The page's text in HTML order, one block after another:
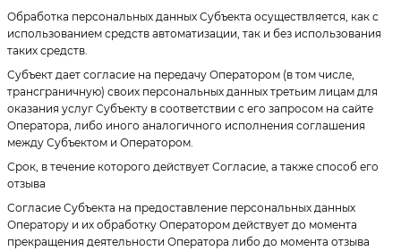
Обработка персональных данных Субъекта осуществляется, как с
использованием средств автоматизации, так и без использования
таких средств.
Субъект дает согласие на передачу Оператором (в том числе,
трансграничную) своих персональных данных третьим лицам для
оказания услуг Субъекту в соответствии с его запросом на сайте
Оператора, либо иного аналогичного исполнения соглашения
между Субъектом и Оператором.
Срок, в течение которого действует Согласие, а также способ его
отзыва
Согласие Субъекта на предоставление персональных данных
Оператору и их обработку Оператором действует до момента
прекращения деятельности Оператора либо до момента отзыва